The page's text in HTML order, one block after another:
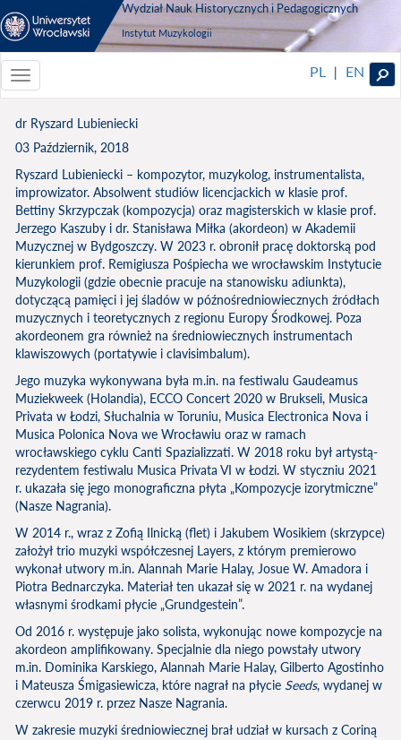
Wydział Nauk Historycznych i Pedagogicznych
Instytut Muzykologii
Toggle
navigationToggle
PL | EN
dr Ryszard Lubieniecki
03 Październik, 2018
Ryszard Lubieniecki – kompozytor, muzykolog, instrumentalista,
improwizator. Absolwent studiów licencjackich w klasie prof.
Bettiny Skrzypczak (kompozycja) oraz magisterskich w klasie prof.
Jerzego Kaszuby i dr. Stanisława Miłka (akordeon) w Akademii
Muzycznej w Bydgoszczy. W 2023 r. obronił pracę doktorską pod
kierunkiem prof. Remigiusza Pośpiecha we wrocławskim Instytucie
Muzykologii (gdzie obecnie pracuje na stanowisku adiunkta),
dotyczącą pamięci i jej śladów w późnośredniowiecznych źródłach
muzycznych i teoretycznych z regionu Europy Środkowej. Poza
akordeonem gra również na średniowiecznych instrumentach
klawiszowych (portatywie i clavisimbalum).
Jego muzyka wykonywana była m.in. na festiwalu Gaudeamus
Muziekweek (Holandia), ECCO Concert 2020 w Brukseli, Musica
Privata w Łodzi, Słuchalnia w Toruniu, Musica Electronica Nova i
Musica Polonica Nova we Wrocławiu oraz w ramach
wrocławskiego cyklu Canti Spazializzati. W 2018 roku był artystą-
rezydentem festiwalu Musica Privata VI w Łodzi. W styczniu 2021
r. ukazała się jego monograficzna płyta „Kompozycje izorytmiczne”
(Nasze Nagrania).
W 2014 r., wraz z Zofią Ilnicką (flet) i Jakubem Wosikiem (skrzypce)
założył trio muzyki współczesnej Layers, z którym premierowo
wykonał utwory m.in. Alannah Marie Halay, Josue W. Amadora i
Piotra Bednarczyka. Materiał ten ukazał się w 2021 r. na wydanej
własnymi środkami płycie „Grundgestein”.
Od 2016 r. występuje jako solista, wykonując nowe kompozycje na
akordeon amplifikowany. Specjalnie dla niego powstały utwory
m.in. Dominika Karskiego, Alannah Marie Halay, Gilberto Agostinho
i Mateusza Śmigasiewicza, które nagrał na płycie Seeds, wydanej w
czerwcu 2019 r. przez Nasze Nagrania.
W zakresie muzyki średniowiecznej brał udział w kursach z Coriną